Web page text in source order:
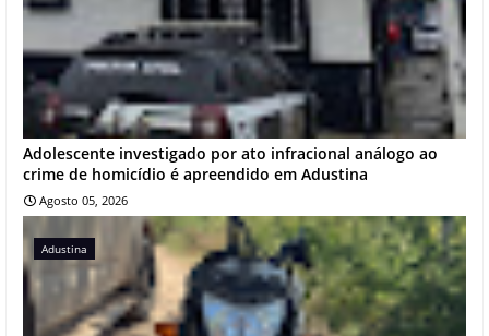
Adolescente investigado por ato infracional análogo ao
crime de homicídio é apreendido em Adustina
Agosto 05, 2026
Adustina